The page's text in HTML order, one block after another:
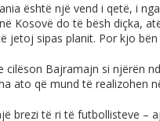
është një vend i qetë, i
Kosovë do të bësh diçka,
jetoj sipas planit. Por kjo
cilëson Bajramajn si njërën
ato që mund të realizohen
brezi të ri të futbollisteve –